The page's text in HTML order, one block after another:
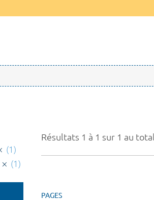
Résultats 1 à 1 sur 1 au total
PAGES
(1)
(1)